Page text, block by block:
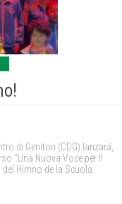
di Genitori (CDG) lanzará,
“Una Nuova Voce per Il
Himno de la Scuola.